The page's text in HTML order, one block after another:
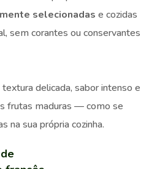
selecionadas e cozidas
sem corantes ou conservantes
delicada, sabor intenso e
frutas maduras — como se
na sua própria cozinha.